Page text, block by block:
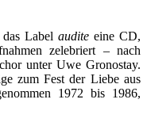
Label audite eine CD,
zelebriert – nach
unter Uwe Gronostay.
zum Fest der Liebe aus
1972 bis 1986,